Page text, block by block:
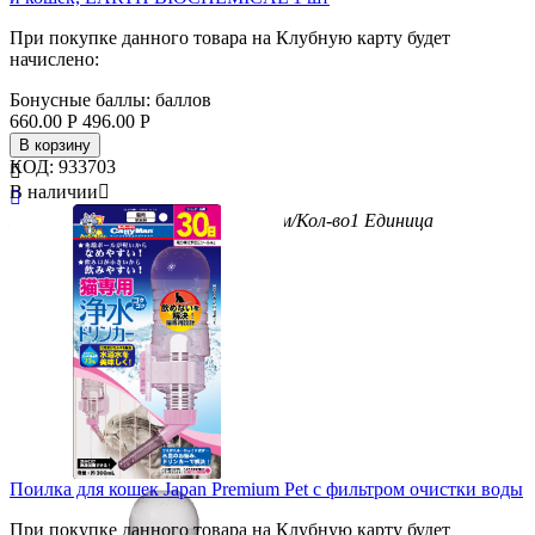
При покупке данного товара на Клубную карту будет
начислено:
Бонусные баллы: баллов
660.00 Р 496.00 Р
В корзину


Earth Biochemical Вес/Объем/Кол-во1 Единица
измеренияшт
КОД: 933703
В наличии
Поилка для кошек Japan Premium Pet с фильтром очистки воды
При покупке данного товара на Клубную карту будет